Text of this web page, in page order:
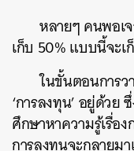
หลายๆ คนพอเ
เก็บ 50% แบบนี้จะเ
ในขั้นตอนการ
‘การลงทุน’ อยู่ด้วย
ศึกษาหาความรู้เรื่อ
การลงทุนจะกลายม